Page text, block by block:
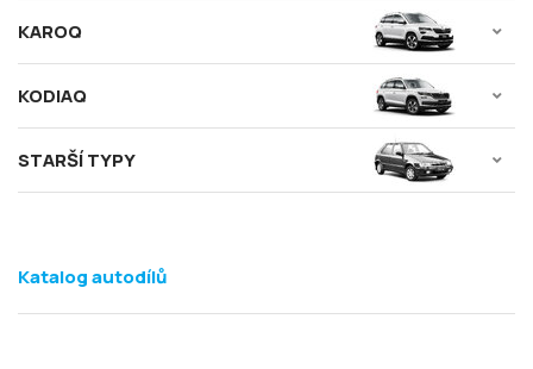
KAROQ
KODIAQ
STARŠÍ TYPY
Katalog autodílů